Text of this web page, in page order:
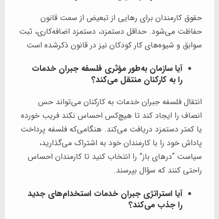
حقوق کارمندان برای رهایی از تبعیض از سمت قانون
حفاظت می‌شود. حداقل دستمزد، دستمزد اضافه‌کاری، ثبت
سوابق و شیوه‌های کار کودکان نیز در قانون ذکرشده است
آیا سازمان به‌طور مؤثری فلسفه جبران خدمات
را به کارکنان منتقل می‌کند؟
انتقال فلسفه جبران خدمات به کارکنان می‌تواند حس
انصاف را ایجاد کند تا هیچ‌کس احساس نکند فریب خورده
یا کمتر دستمزد دریافت می‌کند. هنگامی‌که فلسفه پرداخت
پاداش خود را با کارمندان خود به اشتراک می‌گذارید،
سیاست “درهای باز” را انتخاب کنید تا کارمندان احساس
راحتی کنند که سؤال بپرسند.
آیا استراتژی جبران خدمات استخدام‌های جدید
را جذب می‌کند؟